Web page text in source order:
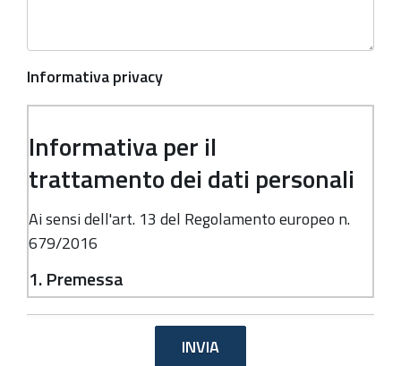
Informativa privacy
Informativa per il
trattamento dei dati personali
Ai sensi dell'art. 13 del Regolamento europeo n.
679/2016
1. Premessa
Ai sensi dell'art. 13 del Regolamento europeo n.
679/2016, la Giunta della Regione Emilia-